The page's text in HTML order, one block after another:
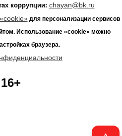
коррупции: chayan@bk.ru
для персонализации сервисов
Использование «cookie» можно
браузера.
16+